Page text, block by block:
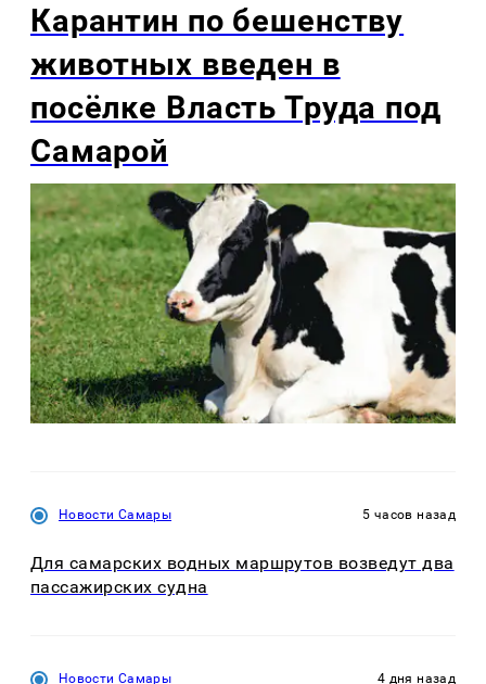
Карантин по бешенству
животных введен в
посёлке Власть Труда под
Самарой
Новости Самары 5 часов назад
Для самарских водных маршрутов возведут два
пассажирских судна
Новости Самары 4 дня назад